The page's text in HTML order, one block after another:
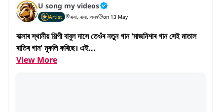
U song my videos
Artist বাক্সা, বাক্সা, অসম on 13 May
বাক্সাৰ স্থানীয় শিল্পী বাবুল দাসে তেওঁৰ নতুন গান 'মাজনিশাৰ গান সেই মাতাল
ৰাতিৰ গান' মুকলি কৰিছে। এই...
View More